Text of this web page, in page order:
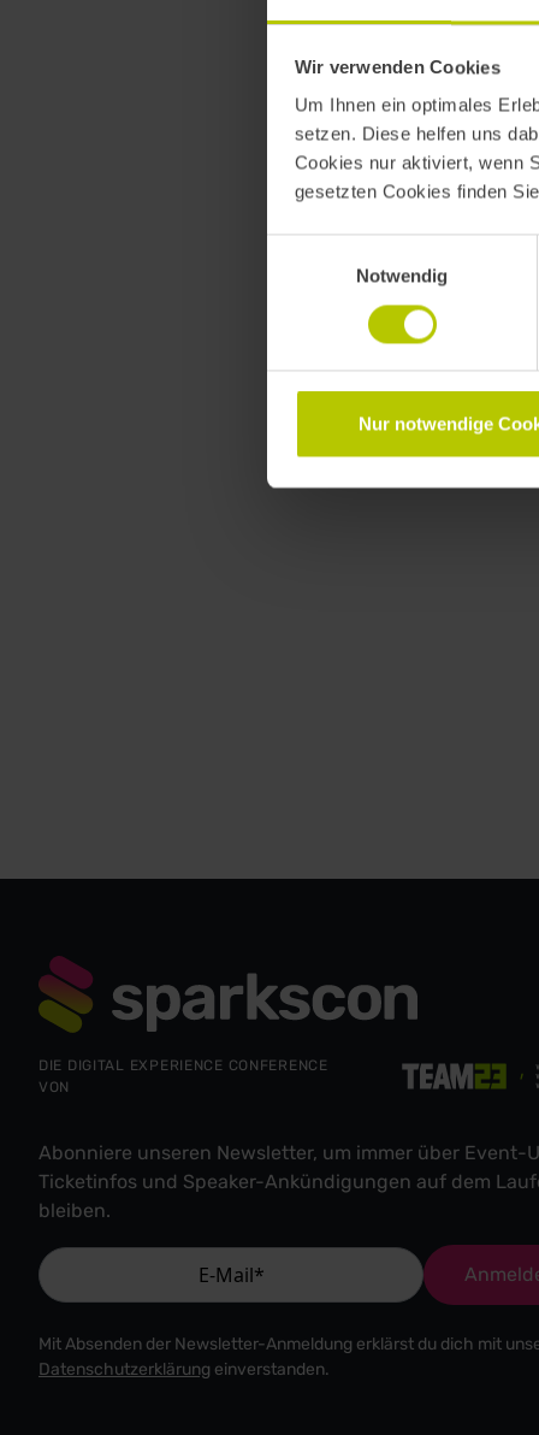
Wir verwenden Cookies
Um Ihnen ein optimales
setzen. Diese helfen uns
Cookies nur aktiviert, wenn
gesetzten Cookies finden
Notwendig
Nur notwendige
DIE DIGITAL EXPERIENCE CONFERENCE
VON
Abonniere unseren Newsletter, um immer über Event-
Ticketinfos und Speaker-Ankündigungen auf dem
bleiben.
Mit Absenden der Newsletter-Anmeldung erklärst du dich mit
Datenschutzerklärung einverstanden.